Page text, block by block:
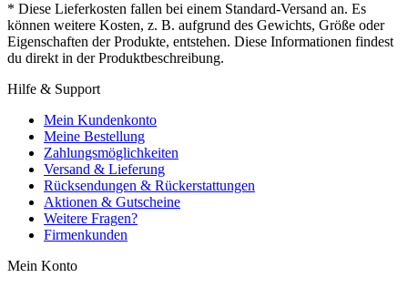
* Diese Lieferkosten fallen bei einem Standard-Versand an. Es
können weitere Kosten, z. B. aufgrund des Gewichts, Größe oder
Eigenschaften der Produkte, entstehen. Diese Informationen findest
du direkt in der Produktbeschreibung.
Hilfe & Support
Mein Kundenkonto
Meine Bestellung
Zahlungsmöglichkeiten
Versand & Lieferung
Rücksendungen & Rückerstattungen
Aktionen & Gutscheine
Weitere Fragen?
Firmenkunden
Mein Konto